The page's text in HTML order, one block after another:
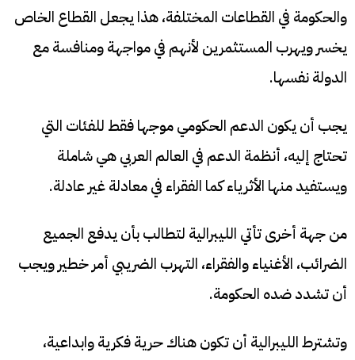
والحكومة في القطاعات المختلفة، هذا يجعل القطاع الخاص
يخسر ويهرب المستثمرين لأنهم في مواجهة ومنافسة مع
الدولة نفسها.
يجب أن يكون الدعم الحكومي موجها فقط للفئات التي
تحتاج إليه، أنظمة الدعم في العالم العربي هي شاملة
ويستفيد منها الأثرياء كما الفقراء في معادلة غير عادلة.
من جهة أخرى تأتي الليبرالية لتطالب بأن يدفع الجميع
الضرائب، الأغنياء والفقراء، التهرب الضريبي أمر خطير ويجب
أن تشدد ضده الحكومة.
وتشترط الليبرالية أن تكون هناك حرية فكرية وابداعية،